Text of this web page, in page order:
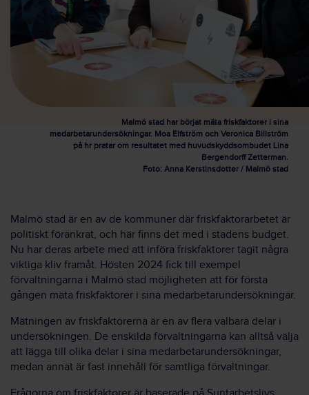
Malmö stad har börjat mäta friskfaktorer i sina
medarbetarundersökningar. Moa Elfström och Veronica Billström
på hr pratar om resultatet med huvudskyddsombudet Lina
Bergendorff Zetterman.
Foto: Anna Kerstinsdotter / Malmö stad
Malmö stad är en av de kommuner där friskfaktorarbetet är
politiskt förankrat, och här finns det med i stadens budget.
Nu har deras arbete med att införa friskfaktorer tagit några
viktiga kliv framåt. Hösten 2024 fick till exempel
förvaltningarna i Malmö stad möjligheten att för första
gången mäta friskfaktorer i sina medarbetarundersökningar.
Mätningen av friskfaktorerna är en av flera valbara delar i
undersökningen. De enskilda förvaltningarna kan alltså välja
att lägga till olika delar i sina medarbetarundersökningar,
medan annat är fast innehåll för samtliga förvaltningar.